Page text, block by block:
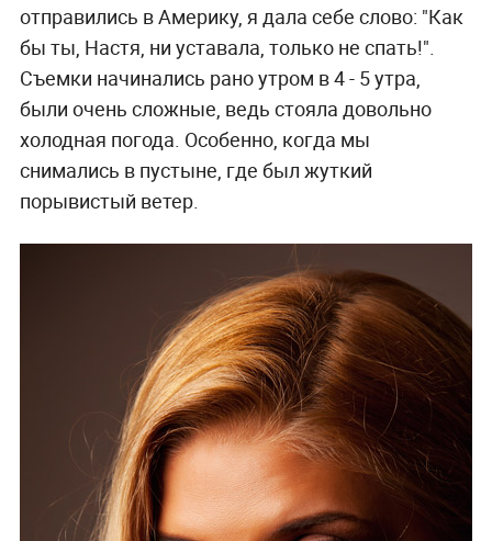
отправились в Америку, я дала себе слово: "Как
бы ты, Настя, ни уставала, только не спать!".
Съемки начинались рано утром в 4 - 5 утра,
были очень сложные, ведь стояла довольно
холодная погода. Особенно, когда мы
снимались в пустыне, где был жуткий
порывистый ветер.